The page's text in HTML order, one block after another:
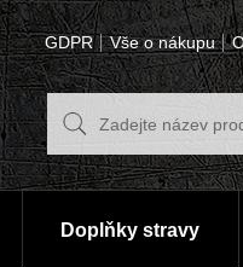
GDPR Vše o nákupu
Doplňky stravy